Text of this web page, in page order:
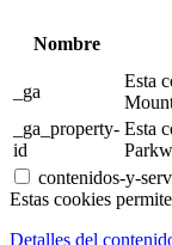
Nombre
_ga
Esta
_ga_property-
id
Esta
contenidos-y-
Estas cookies
Detalles del